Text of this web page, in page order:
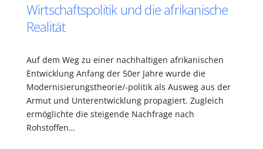
Wirtschaftspolitik und die afrikanische
Realität
Auf dem Weg zu einer nachhaltigen afrikanischen
Entwicklung Anfang der 50er Jahre wurde die
Modernisierungstheorie/-politik als Ausweg aus der
Armut und Unterentwicklung propagiert. Zugleich
ermöglichte die steigende Nachfrage nach
Rohstoffen…